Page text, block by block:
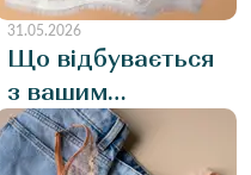
31.05.2026
Що відбувається
з вашим
бізнесом, коли у
вас змінюється